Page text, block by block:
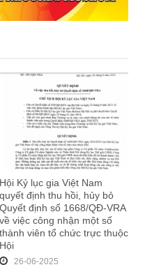
Hội Kỷ lục gia Việt Nam
quyết định thu hồi, hủy bỏ
Quyết định số 1668/QĐ-VRA
về việc công nhận một số
thành viên tổ chức trực thuộc
Hội
26-06-2025